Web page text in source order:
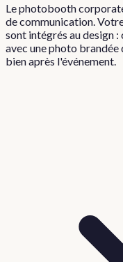
Le photobooth
de communication.
sont intégrés au design
avec une photo
bien après l'événement.